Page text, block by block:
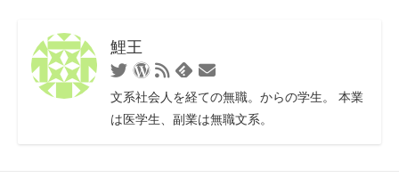
鯉王
TwitterWordPress
RSS
フ
ー
Feedlyお
合
文系社会人を経ての無職。からの学生。 本業
は医学生、副業は無職文系。